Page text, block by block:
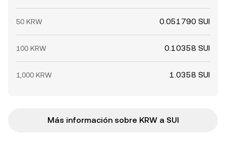
50 KRW 0.051790 SUI
100 KRW 0.10358 SUI
1,000 KRW 1.0358 SUI
Más información sobre KRW a SUI